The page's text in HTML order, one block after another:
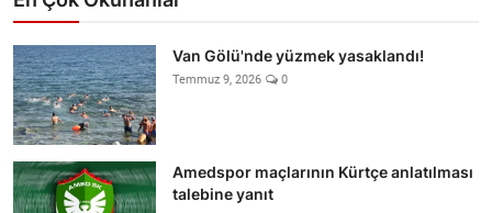
Van Gölü'nde yüzmek yasaklandı!
Temmuz 9, 2026 0
Amedspor maçlarının Kürtçe anlatılması
talebine yanıt